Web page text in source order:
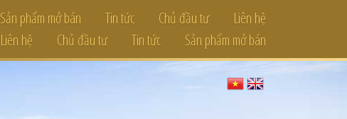
Liên hệ
Chủ đầu tư
Tin tức
Sản phẩm mở bán
Sản phẩm mở bán
Tin tức
Chủ đầu tư
Liên hệ